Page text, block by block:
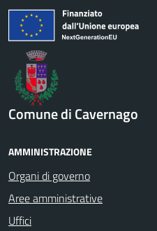
Comune di Cavernago
AMMINISTRAZIONE
Organi di governo
Aree amministrative
Uffici